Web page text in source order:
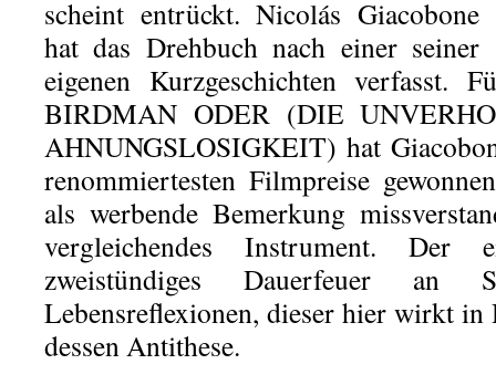
scheint entrückt. Nicolás Giacobone
hat das Drehbuch nach einer seiner
eigenen Kurzgeschichten verfasst.
BIRDMAN ODER (DIE
AHNUNGSLOSIGKEIT) hat
renommiertesten Filmpreise
als werbende Bemerkung
vergleichendes Instrument.
zweistündiges Dauerfeuer an
Lebensreflexionen, dieser hier wirkt
dessen Antithese.